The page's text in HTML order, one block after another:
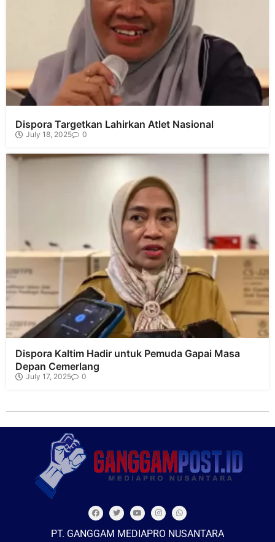
Dispora Targetkan Lahirkan Atlet Nasional
July 18, 2025 0
Dispora Kaltim Hadir untuk Pemuda Gapai Masa
Depan Cemerlang
July 17, 2025 0
PT. GANGGAM MEDIAPRO NUSANTARA